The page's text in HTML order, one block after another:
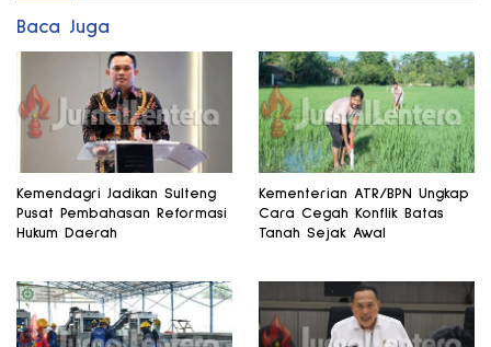
Baca Juga
Kemendagri Jadikan Sulteng
Pusat Pembahasan Reformasi
Hukum Daerah
Kementerian ATR/BPN Ungkap
Cara Cegah Konflik Batas
Tanah Sejak Awal